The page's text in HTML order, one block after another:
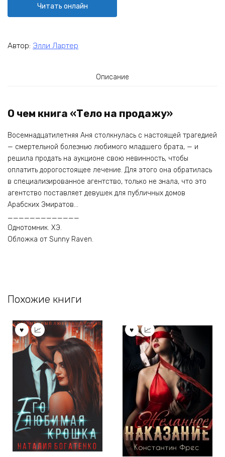
Читать онлайн
Автор: Элли Лартер
Описание
О чем книга «Тело на продажу»
Восемнадцатилетняя Аня столкнулась с настоящей трагедией
— смертельной болезнью любимого младшего брата, — и
решила продать на аукционе свою невинность, чтобы
оплатить дорогостоящее лечение. Для этого она обратилась
в специализированное агентство, только не знала, что это
агентство поставляет девушек для публичных домов
Арабских Эмиратов…
_____________
Однотомник. ХЭ.
Обложка от Sunny Raven.
Похожие книги